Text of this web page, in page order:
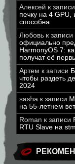
Алексей к записи
печку на 4 GPU,
способна
Любовь к записи
официально
HarmonyOS 7:
получат её
Артем к записи
чтобы раздеть
2024
sasha к записи
на 55-летнем
Roman к записи
RTU Slave на